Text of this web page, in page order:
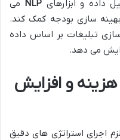
داده و ابزارهای NLP می
بهینه سازی بودجه کمک کند.
تبلیغات بر اساس داده
می دهد.
و افزایش
اجرای استراتژی های دقیق